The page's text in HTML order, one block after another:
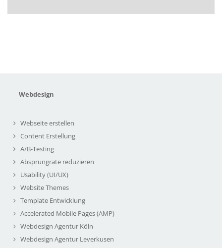
Webdesign
Webseite erstellen
Content Erstellung
A/B-Testing
Absprungrate reduzieren
Usability (UI/UX)
Website Themes
Template Entwicklung
Accelerated Mobile Pages (AMP)
Webdesign Agentur Köln
Webdesign Agentur Leverkusen